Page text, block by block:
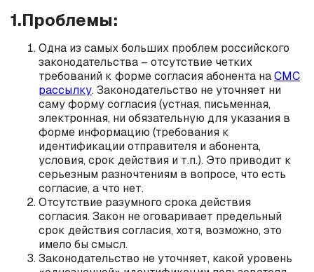
1.Проблемы:
Одна из самых больших проблем российского
законодательства – отсутствие четких
требований к форме согласия абонента наСМС
рассылку. Законодательство не уточняет ни
саму форму согласия (устная, письменная,
электронная, ни обязательную для указания в
форме информацию (требования к
идентификации отправителя и абонента,
условия, срок действия и т.п.). Это приводит к
серьезным разночтениям в вопросе, что есть
согласие, а что нет.
Отсутствие разумного срока действия
согласия. Закон не оговаривает предельный
срок действия согласия, хотя, возможно, это
имело бы смысл.
Законодательство не уточняет, какой уровень